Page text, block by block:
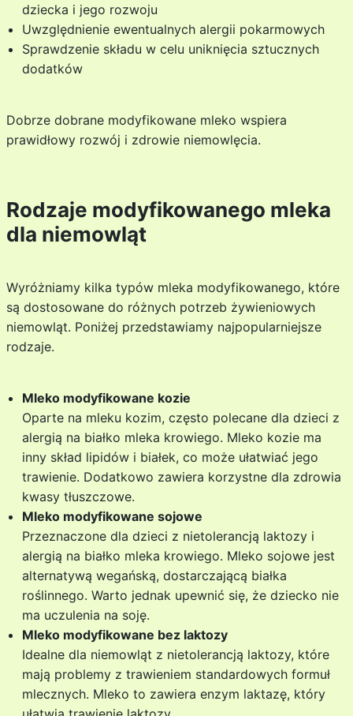
dziecka i jego rozwoju
Uwzględnienie ewentualnych alergii pokarmowych
Sprawdzenie składu w celu uniknięcia sztucznych
dodatków
Dobrze dobrane modyfikowane mleko wspiera
prawidłowy rozwój i zdrowie niemowlęcia.
Rodzaje modyfikowanego mleka
dla niemowląt
Wyróżniamy kilka typów mleka modyfikowanego, które
są dostosowane do różnych potrzeb żywieniowych
niemowląt. Poniżej przedstawiamy najpopularniejsze
rodzaje.
Mleko modyfikowane kozie
Oparte na mleku kozim, często polecane dla dzieci z
alergią na białko mleka krowiego. Mleko kozie ma
inny skład lipidów i białek, co może ułatwiać jego
trawienie. Dodatkowo zawiera korzystne dla zdrowia
kwasy tłuszczowe.
Mleko modyfikowane sojowe
Przeznaczone dla dzieci z nietolerancją laktozy i
alergią na białko mleka krowiego. Mleko sojowe jest
alternatywą wegańską, dostarczającą białka
roślinnego. Warto jednak upewnić się, że dziecko nie
ma uczulenia na soję.
Mleko modyfikowane bez laktozy
Idealne dla niemowląt z nietolerancją laktozy, które
mają problemy z trawieniem standardowych formuł
mlecznych. Mleko to zawiera enzym laktazę, który